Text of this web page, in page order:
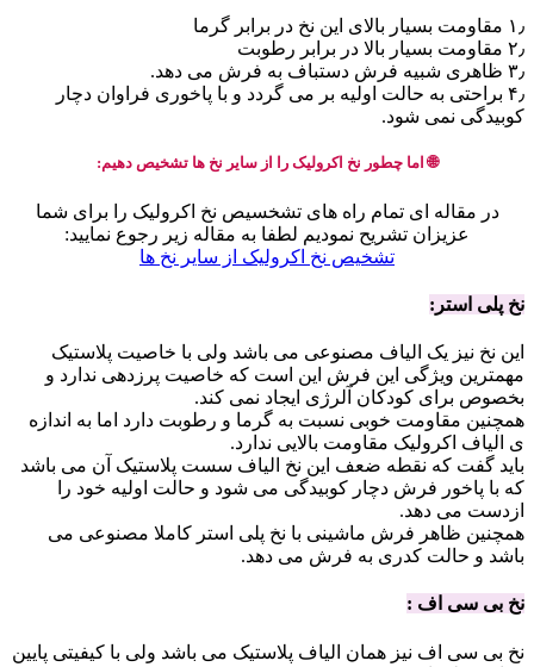
۱٫ مقاومت بسیار بالای این نخ در برابر گرما
۲٫ مقاومت بسیار بالا در برابر رطوبت
۳٫ ظاهری شبیه فرش دستباف به فرش می دهد.
۴٫ براحتی به حالت اولیه بر می گردد و با پاخوری فراوان دچار
کوبیدگی نمی شود.
🌐 اما چطور نخ اکرولیک را از سایر نخ ها تشخیص دهیم:
در مقاله ای تمام راه های تشخسیص نخ اکرولیک را برای شما
عزیزان تشریح نمودیم لطفا به مقاله زیر رجوع نمایید:
تشخیص نخ اکرولیک از سایر نخ ها
نخ پلی استر:
این نخ نیز یک الیاف مصنوعی می باشد ولی با خاصیت پلاستیک
مهمترین ویژگی این فرش این است که خاصیت پرزدهی ندارد و
بخصوص برای کودکان آلرژی ایجاد نمی کند.
همچنین مقاومت خوبی نسبت به گرما و رطوبت دارد اما به اندازه
ی الیاف اکرولیک مقاومت بالایی ندارد.
باید گفت که نقطه ضعف این نخ الیاف سست پلاستیک آن می باشد
که با پاخور فرش دچار کوبیدگی می شود و حالت اولیه خود را
ازدست می دهد.
همچنین ظاهر فرش ماشینی با نخ پلی استر کاملا مصنوعی می
باشد و حالت کدری به فرش می دهد.
نخ بی سی اف :
نخ بی سی اف نیز همان الیاف پلاستیک می باشد ولی با کیفیتی پایین